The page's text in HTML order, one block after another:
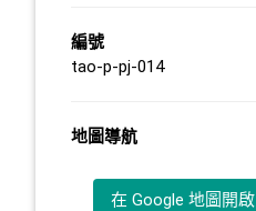
編號
tao-p-pj-014
地圖導航
在 Google 地圖開啟